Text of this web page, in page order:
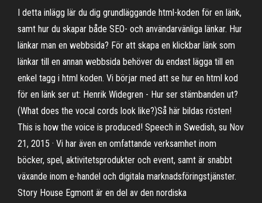
I detta inlägg lär du dig grundläggande html-koden för en länk,
samt hur du skapar både SEO- och användarvänliga länkar. Hur
länkar man en webbsida? För att skapa en klickbar länk som
länkar till en annan webbsida behöver du endast lägga till en
enkel tagg i html koden. Vi börjar med att se hur en html kod
för en länk ser ut: Henrik Widegren - Hur ser stämbanden ut?
(What does the vocal cords look like?)Så här bildas rösten!
This is how the voice is produced! Speech in Swedish, su Nov
21, 2015 · Vi har även en omfattande verksamhet inom
böcker, spel, aktivitetsprodukter och event, samt är snabbt
växande inom e-handel och digitala marknadsföringstjänster.
Story House Egmont är en del av den nordiska